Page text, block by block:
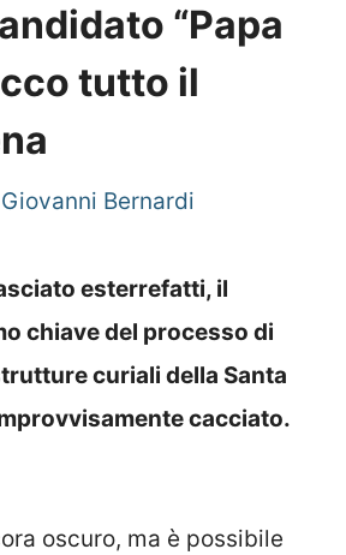
“Papa
tutto il
Giovanni Bernardi
esterrefatti, il
chiave del processo di
curiali della Santa
cacciato.
oscuro, ma è possibile